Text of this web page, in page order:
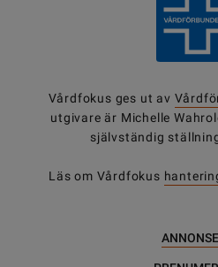
Vårdfokus ges ut av
utgivare är Michelle
självständig
Läs om Vårdfokus